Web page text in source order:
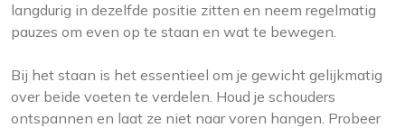
langdurig in dezelfde positie zitten en neem regelmatig
pauzes om even op te staan en wat te bewegen.
Bij het staan is het essentieel om je gewicht gelijkmatig
over beide voeten te verdelen. Houd je schouders
ontspannen en laat ze niet naar voren hangen. Probeer